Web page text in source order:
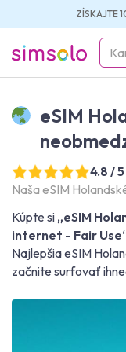
ZÍSKAJTE
simsolo
eSIM
4.8 / 5
Naša eSIM
Kúpte si „eSIM
internet - Fair
Najlepšia eSIM
začnite surfovať